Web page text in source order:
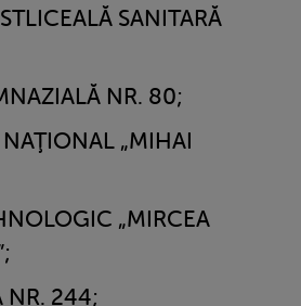
SANITARĂ
NR. 80;
„MIHAI
„MIRCEA
NR. 244;